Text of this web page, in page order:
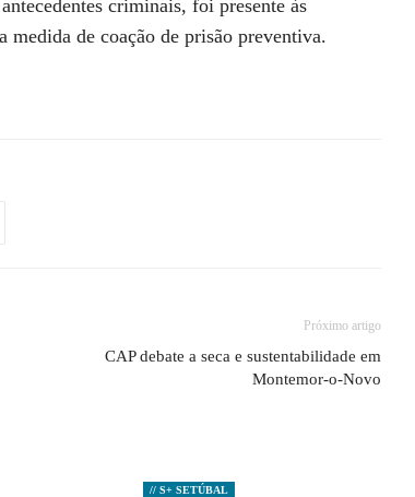
criminais, foi presente às
de coação de prisão preventiva.
Próximo artigo
CAP debate a seca e sustentabilidade em
Montemor-o-Novo
// S+ SETÚBAL